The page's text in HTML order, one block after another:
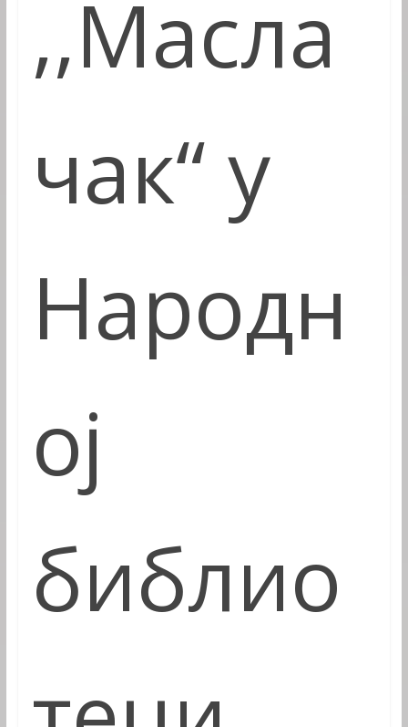
,,Масла
чак“ у
Народн
ој
библио